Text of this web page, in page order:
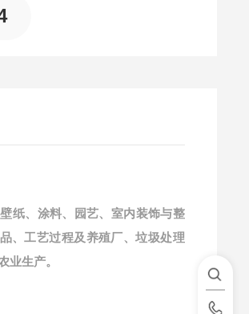
纸、涂料、园艺、室内装饰与整
、工艺过程及养殖厂、垃圾处理
业生产。